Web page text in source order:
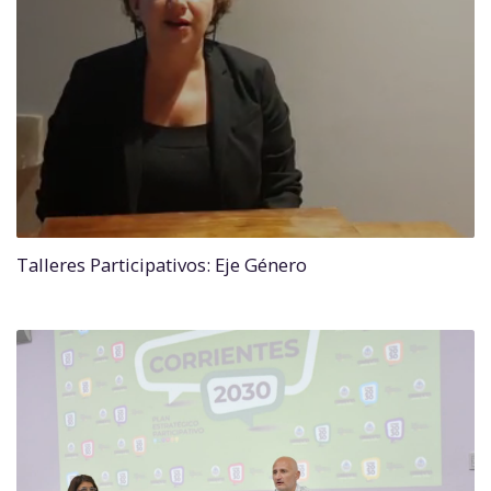
Talleres Participativos: Eje Género